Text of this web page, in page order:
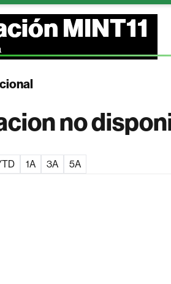
MINT11
no
1A 3A 5A